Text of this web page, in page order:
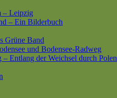
– Leipzig
– Ein Bilderbuch
Grüne Band
und Bodensee-Radweg
Entlang der Weichsel durch Polen